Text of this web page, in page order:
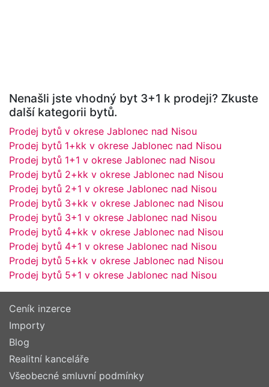
Nenašli jste vhodný byt 3+1 k prodeji? Zkuste
další kategorii bytů.
Prodej bytů v okrese Jablonec nad Nisou
Prodej bytů 1+kk v okrese Jablonec nad Nisou
Prodej bytů 1+1 v okrese Jablonec nad Nisou
Prodej bytů 2+kk v okrese Jablonec nad Nisou
Prodej bytů 2+1 v okrese Jablonec nad Nisou
Prodej bytů 3+kk v okrese Jablonec nad Nisou
Prodej bytů 3+1 v okrese Jablonec nad Nisou
Prodej bytů 4+kk v okrese Jablonec nad Nisou
Prodej bytů 4+1 v okrese Jablonec nad Nisou
Prodej bytů 5+kk v okrese Jablonec nad Nisou
Prodej bytů 5+1 v okrese Jablonec nad Nisou
Ceník inzerce
Importy
Blog
Realitní kanceláře
Všeobecné smluvní podmínky